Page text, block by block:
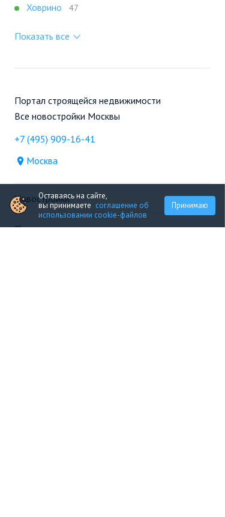
Оставаясь на сайте,
вы принимаете соглашение об
использовании cookie-файлов
Принимаю
Ховрино
47
Показать все
Портал строящейся недвижимости
Все новостройки Москвы
+7 (495) 909-16-41
Москва
Новостройки
Продажа